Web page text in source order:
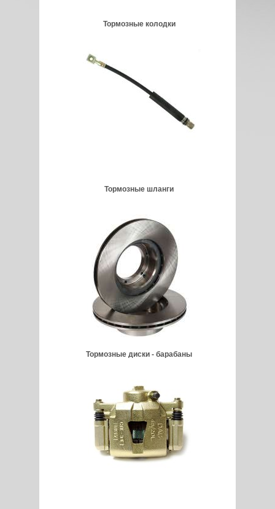
Тормозные колодки
Тормозные шланги
Тормозные диски - барабаны